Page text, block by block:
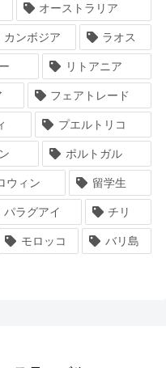
オーストラリア
カンボジア ラオス
リトアニア
フェアトレード
プエルトリコ
ポルトガル
ウィン 留学生
パラグアイ チリ
モロッコ バリ島